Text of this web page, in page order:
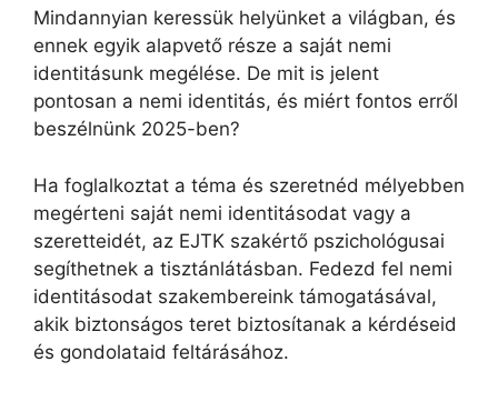
Mindannyian keressük helyünket a világban, és
ennek egyik alapvető része a saját nemi
identitásunk megélése. De mit is jelent
pontosan a nemi identitás, és miért fontos erről
beszélnünk 2025-ben?
Ha foglalkoztat a téma és szeretnéd mélyebben
megérteni saját nemi identitásodat vagy a
szeretteidét, az EJTK szakértő pszichológusai
segíthetnek a tisztánlátásban. Fedezd fel nemi
identitásodat szakembereink támogatásával,
akik biztonságos teret biztosítanak a kérdéseid
és gondolataid feltárásához.